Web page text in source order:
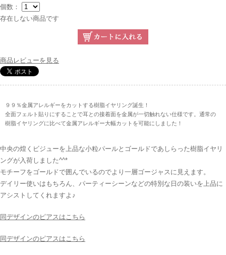
個数：
存在しない商品です
商品レビューを見る
９９％金属アレルギーをカットする樹脂イヤリング誕生！
全面フェルト貼りにすることで耳との接着面を金属が一切触れない仕様です。通常の
樹脂イヤリングに比べて金属アレルギー大幅カットを可能にしました！
中央の煌くビジューを上品な小粒パールとゴールドであしらった樹脂イヤリ
ングが入荷しました^^*
モチーフをゴールドで囲んでいるのでより一層ゴージャスに見えます。
デイリー使いはもちろん、パーティーシーンなどの特別な日の装いを上品に
アシストしてくれますよ♪
同デザインのピアスはこちら
同デザインのピアスはこちら